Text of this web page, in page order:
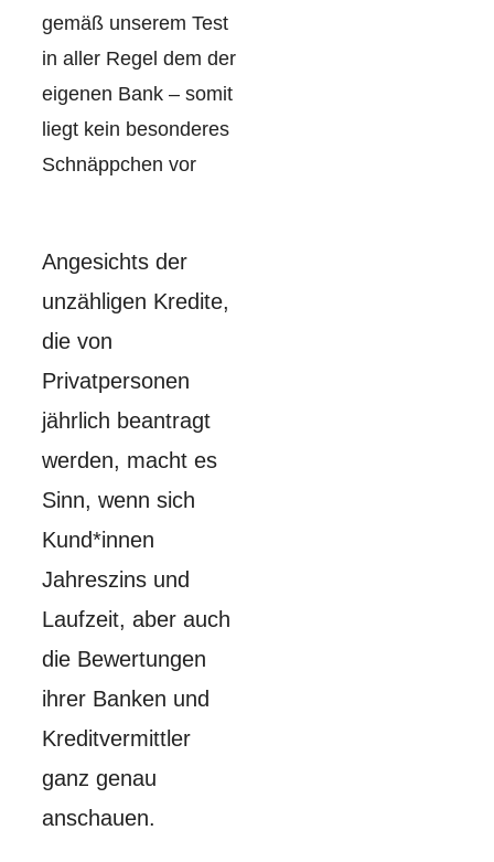
gemäß unserem Test
in aller Regel dem der
eigenen Bank – somit
liegt kein besonderes
Schnäppchen vor
Angesichts der
unzähligen Kredite,
die von
Privatpersonen
jährlich beantragt
werden, macht es
Sinn, wenn sich
Kund*innen
Jahreszins und
Laufzeit, aber auch
die Bewertungen
ihrer Banken und
Kreditvermittler
ganz genau
anschauen.